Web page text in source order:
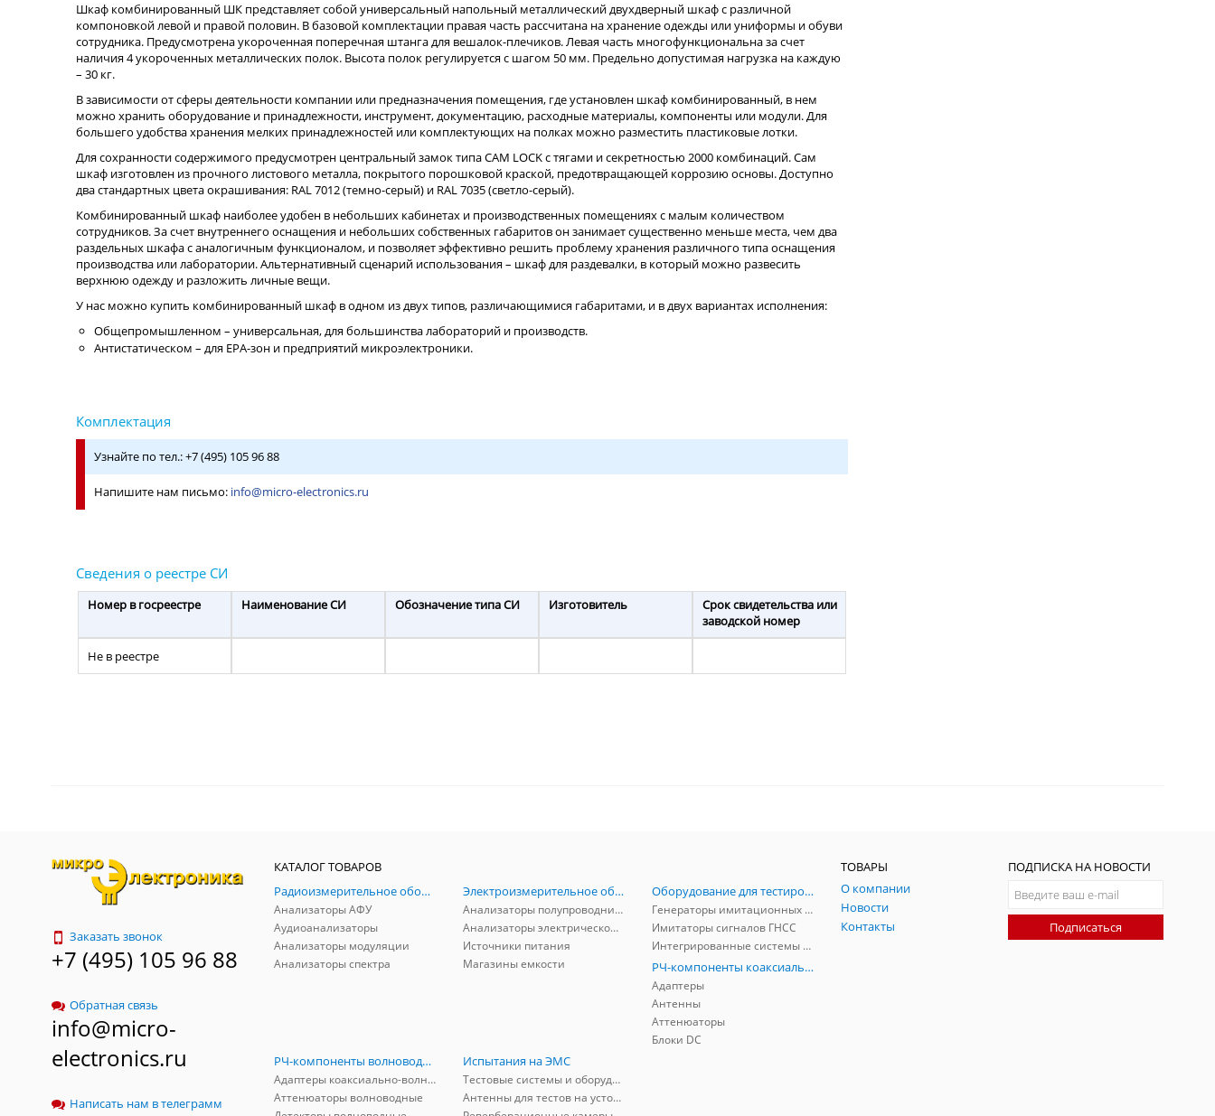
Шкаф комбинированный ШК представляет собой универсальный напольный металлический двухдверный шкаф с различной
компоновкой левой и правой половин. В базовой комплектации правая часть рассчитана на хранение одежды или униформы и обуви
сотрудника. Предусмотрена укороченная поперечная штанга для вешалок-плечиков. Левая часть многофункциональна за счет
наличия 4 укороченных металлических полок. Высота полок регулируется с шагом 50 мм. Предельно допустимая нагрузка на каждую
– 30 кг.
В зависимости от сферы деятельности компании или предназначения помещения, где установлен шкаф комбинированный, в нем
можно хранить оборудование и принадлежности, инструмент, документацию, расходные материалы, компоненты или модули. Для
большего удобства хранения мелких принадлежностей или комплектующих на полках можно разместить пластиковые лотки.
Для сохранности содержимого предусмотрен центральный замок типа CAM LOCK с тягами и секретностью 2000 комбинаций. Сам
шкаф изготовлен из прочного листового металла, покрытого порошковой краской, предотвращающей коррозию основы. Доступно
два стандартных цвета окрашивания: RAL 7012 (темно-серый) и RAL 7035 (светло-серый).
Комбинированный шкаф наиболее удобен в небольших кабинетах и производственных помещениях с малым количеством
сотрудников. За счет внутреннего оснащения и небольших собственных габаритов он занимает существенно меньше места, чем два
раздельных шкафа с аналогичным функционалом, и позволяет эффективно решить проблему хранения различного типа оснащения
производства или лаборатории. Альтернативный сценарий использования – шкаф для раздевалки, в который можно развесить
верхнюю одежду и разложить личные вещи.
У нас можно купить комбинированный шкаф в одном из двух типов, различающимися габаритами, и в двух вариантах исполнения:
Общепромышленном – универсальная, для большинства лабораторий и производств.
Антистатическом – для EPA-зон и предприятий микроэлектроники.
Узнайте по тел.: +7 (495) 105 96 88
Напишите нам письмо: info@micro-electronics.ru
Номер в госреестре
Не в реестре
Наименование СИ Обозначение типа СИ Изготовитель
Срок свидетельства или
заводской номер
Заказать звонок
+7 (495) 105 96 88
Обратная связь
info@micro-
electronics.ru
Написать нам в телеграмм
КАТАЛОГ ТОВАРОВ
Радиоизмерительное оборудование
Анализаторы АФУ
Аудиоанализаторы
Анализаторы модуляции
Анализаторы спектра
Электроизмерительное оборудование
Анализаторы полупроводников
Анализаторы электрической мощности
Источники питания
Магазины емкости
Оборудование для тестирования и симуляции ГНСС
Генераторы имитационных и заградительных помех
Имитаторы сигналов ГНСС
Интегрированные системы защиты от ГНСС-помех
РЧ-компоненты коаксиальные
Адаптеры
Антенны
Аттенюаторы
Блоки DC
РЧ-компоненты волноводные
Адаптеры коаксиально-волноводные
Аттенюаторы волноводные
Испытания на ЭМС
Тестовые системы и оборудование
Антенны для тестов на устойчивость к ЭМП
ТОВАРЫ
О компании
Новости
Контакты
ПОДПИСКА НА НОВОСТИ
Подписаться